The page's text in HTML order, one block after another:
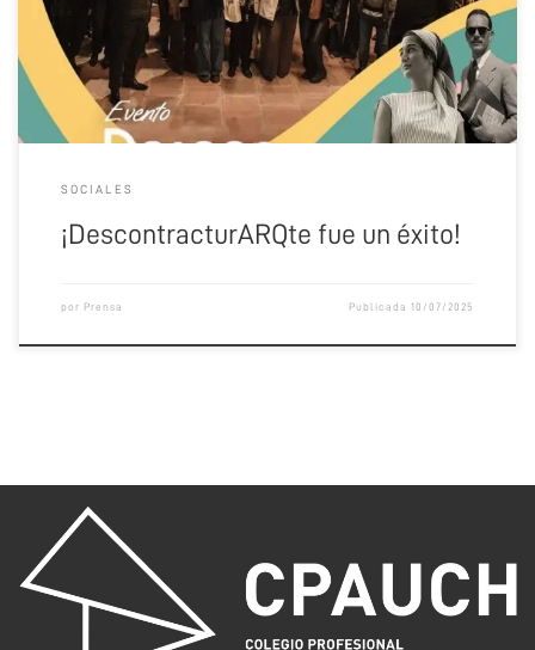
DescontracturARQte.
SOCIALES
¡DescontracturARQte fue un éxito!
por Prensa Publicada10/07/2025